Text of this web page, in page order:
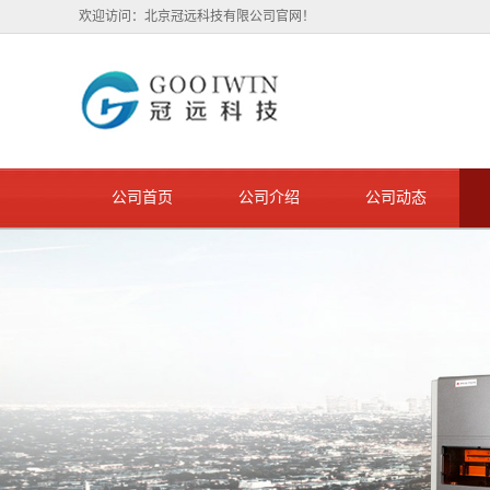
欢迎访问：北京冠远科技有限公司官网！
公司首页 公司介绍 公司动态